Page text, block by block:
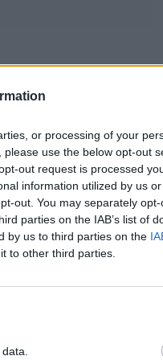
or processing of your
use the below opt-out
out request is processed
information utilized by us
out. You may separately
parties on the IAB’s list of
by us to third parties on the
to other third parties.
είχε. Τα αρχαία
ότι στο εσωτερικό
ότι η διακοπή
ίδια περίοδο που η
ο τρόπος με τον οποίο
Μελέτη με επικεφαλής
Science Advances,
συμπεριφορά
την αποστολή
το 2014. Η αποστολή
και πώς
ο ηλιακός άνεμος
έντονα κατά τη